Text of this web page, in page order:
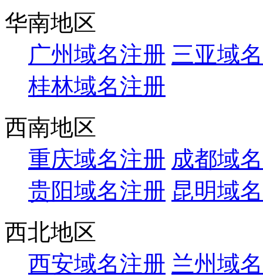
华南地区
广州域名注册 三亚域
桂林域名注册
西南地区
重庆域名注册 成都域
贵阳域名注册 昆明域
西北地区
西安域名注册 兰州域